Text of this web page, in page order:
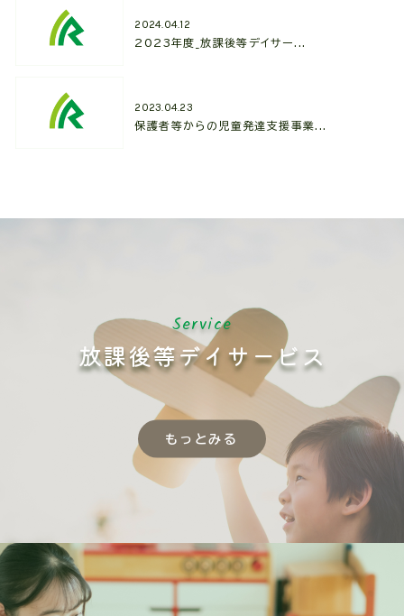
2024.04.12
2023年度_放課後等デイサー...
2023.04.23
保護者等からの児童発達支援事業...
Service
放課後等デイサービス
もっとみる